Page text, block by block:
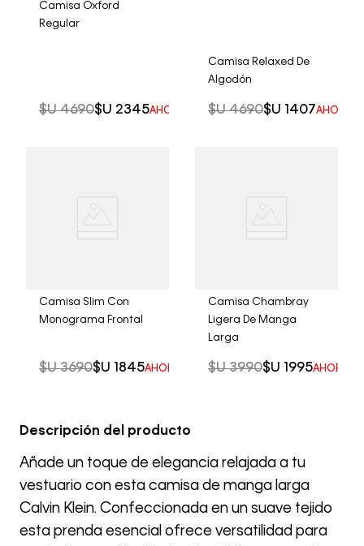
Camisa Oxford
Regular
$U 4690$U 2345AHORRO DEL50%
Camisa Relaxed De
Algodón
$U 4690$U 1407AHORRO
Camisa Slim Con
Monograma Frontal
$U 3690$U 1845AHORRO DEL50%
Camisa Chambray
Ligera De Manga
Larga
$U 3990$U 1995AHORRO
Descripción del producto
Añade un toque de elegancia relajada a tu
vestuario con esta camisa de manga larga
Calvin Klein. Confeccionada en un suave tejido
esta prenda esencial ofrece versatilidad para